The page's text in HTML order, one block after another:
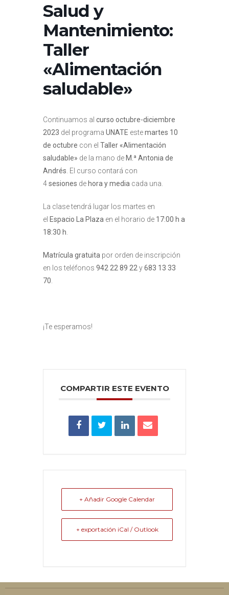
Salud y
Mantenimiento:
Taller
«Alimentación
saludable»
Continuamos al curso octubre-diciembre
2023 del programa UNATE estemartes 10
de octubre con el Taller «Alimentación
saludable» de la mano de M.ª Antonia de
Andrés. El curso contará con
4sesiones de hora y media cada una.
La clase tendrá lugar los martes en
el Espacio La Plaza en el horario de 17:00 h a
18:30 h.
Matrícula gratuita por orden de inscripción
en los teléfonos 942 22 89 22y683 13 33
70.
¡Te esperamos!
COMPARTIR ESTE EVENTO
+ Añadir Google Calendar
+ exportación iCal / Outlook